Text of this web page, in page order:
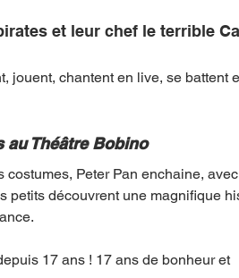
et leur chef le terrible
jouent, chantent en live, se battent
au Théâtre Bobino
Peter Pan enchaine,
petits découvrent une magnifique
17 ans ! 17 ans de bonheur et